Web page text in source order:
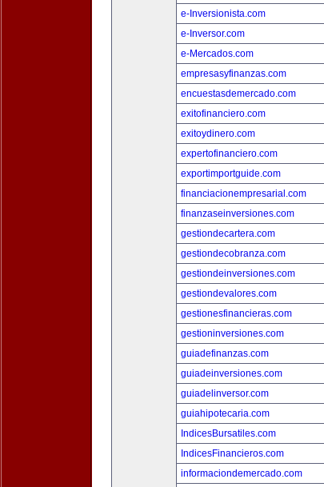
e-Inversionista.com
e-Inversor.com
e-Mercados.com
empresasyfinanzas.com
encuestasdemercado.com
exitofinanciero.com
exitoydinero.com
expertofinanciero.com
exportimportguide.com
financiacionempresarial.com
finanzaseinversiones.com
gestiondecartera.com
gestiondecobranza.com
gestiondeinversiones.com
gestiondevalores.com
gestionesfinancieras.com
gestioninversiones.com
guiadefinanzas.com
guiadeinversiones.com
guiadelinversor.com
guiahipotecaria.com
IndicesBursatiles.com
IndicesFinancieros.com
informaciondemercado.com